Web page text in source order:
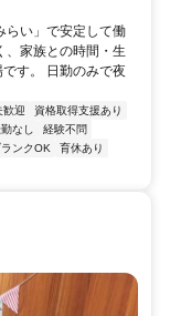
らい」で安定して働
、家族との時間・生
す。 日勤のみで夜
歓迎
資格取得支援あり
なし
経験不問
ランクOK
育休あり